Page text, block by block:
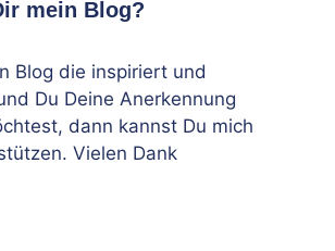
mein Blog?
Blog die inspiriert und
Du Deine Anerkennung
dann kannst Du mich
Vielen Dank